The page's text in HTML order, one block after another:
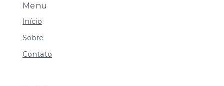
Menu
Início
Sobre
Contato